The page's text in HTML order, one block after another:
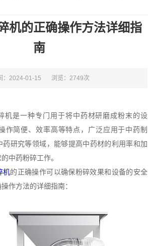
机的正确操作方法详细指
南
：2024-01-15 浏览：2749次
是一种专门用于将中药材研磨成粉末的设
作简便、效率高等特点，广泛应用于中药制
药研究等领域，能够提高中药材的利用率和加
中药粉碎工作。
机的正确操作可以确保粉碎效果和设备的安全
作方法的详细指南：